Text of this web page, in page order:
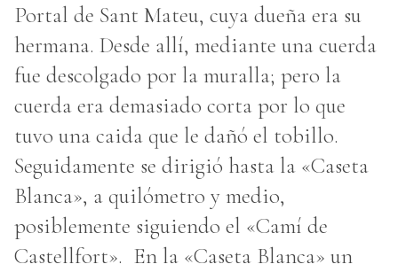
Portal de Sant Mateu, cuya dueña era su
hermana. Desde allí, mediante una cuerda
fue descolgado por la muralla; pero la
cuerda era demasiado corta por lo que
tuvo una caida que le dañó el tobillo.
Seguidamente se dirigió hasta la «Caseta
Blanca», a quilómetro y medio,
posiblemente siguiendo el «Camí de
Castellfort». En la «Caseta Blanca» un